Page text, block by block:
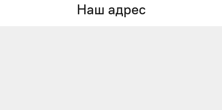
Наш адрес